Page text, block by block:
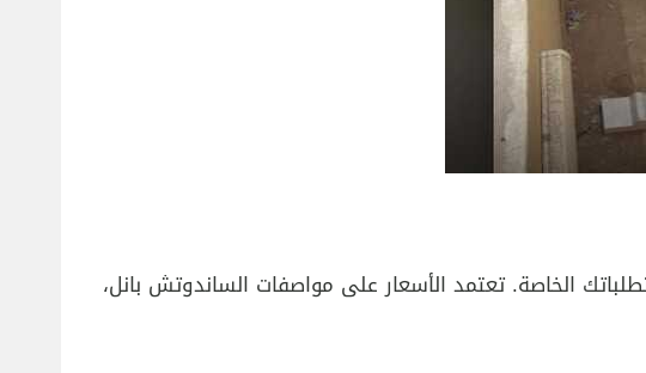
الخاصة. تعتمد الأسعار على مواصفات الساندوتش بانل،